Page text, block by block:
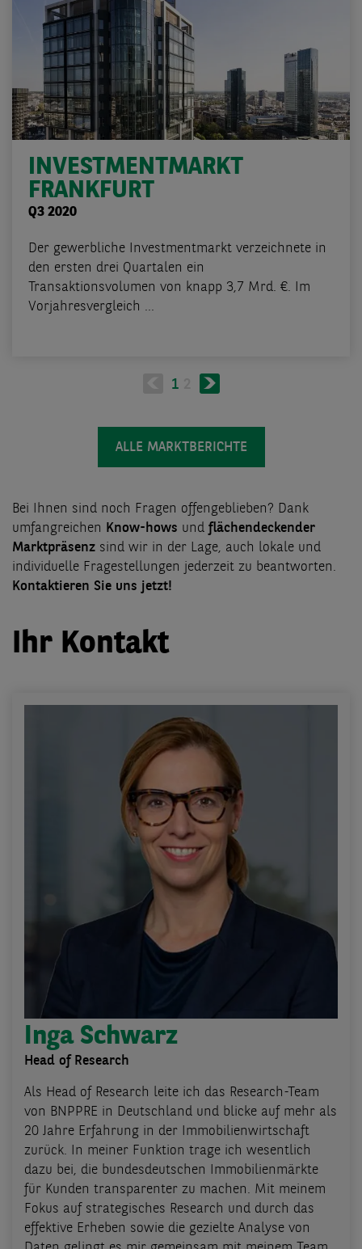
INVESTMENTMARKT
FRANKFURT
Q3 2020
Der gewerbliche Investmentmarkt verzeichnete in
den ersten drei Quartalen ein
Transaktionsvolumen von knapp 3,7 Mrd. €. Im
Vorjahresvergleich ...
SeitennummerierungAktuelle
1 Page Nächste
Seite
ALLE MARKTBERICHTE
Bei Ihnen sind noch Fragen offengeblieben? Dank
umfangreichen Know-hows und flächendeckender
Marktpräsenz sind wir in der Lage, auch lokale und
individuelle Fragestellungen jederzeit zu beantworten.
Kontaktieren Sie uns jetzt!
Ihr Kontakt
Inga Schwarz
Head of Research
Als Head of Research leite ich das Research-Team
von BNPPRE in Deutschland und blicke auf mehr als
20 Jahre Erfahrung in der Immobilienwirtschaft
zurück. In meiner Funktion trage ich wesentlich
dazu bei, die bundesdeutschen Immobilienmärkte
für Kunden transparenter zu machen. Mit meinem
Fokus auf strategisches Research und durch das
effektive Erheben sowie die gezielte Analyse von